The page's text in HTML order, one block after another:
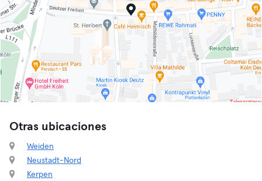
Otras ubicaciones
Weiden
Neustadt-Nord
Kerpen